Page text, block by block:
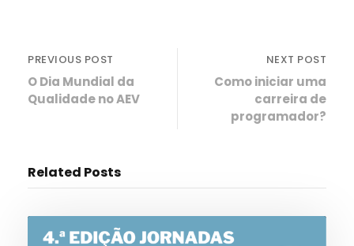
PREVIOUS POST
O Dia Mundial da
Qualidade no AEV
NEXT POST
Como iniciar uma
carreira de
programador?
Related Posts